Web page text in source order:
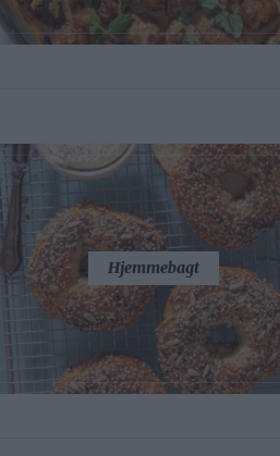
Hjemmebagt